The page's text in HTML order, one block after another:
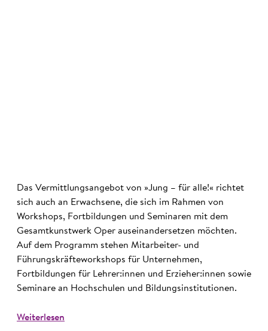
Das Vermittlungsangebot von »Jung – für alle!« richtet
sich auch an Erwachsene, die sich im Rahmen von
Workshops, Fortbildungen und Seminaren mit dem
Gesamtkunstwerk Oper auseinandersetzen möchten.
Auf dem Programm stehen Mitarbeiter- und
Führungskräfteworkshops für Unternehmen,
Fortbildungen für Lehrer:innen und Erzieher:innen sowie
Seminare an Hochschulen und Bildungsinstitutionen.
Weiterlesen